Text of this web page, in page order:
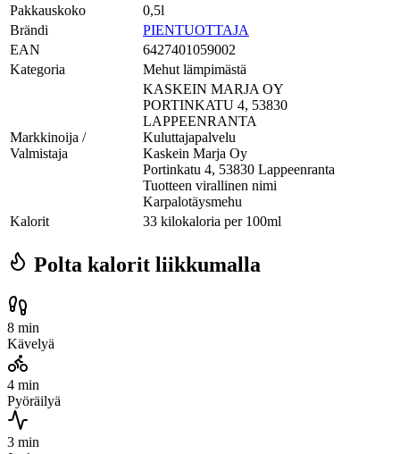
Pakkauskoko
0,5l
Brändi
PIENTUOTTAJA
EAN
6427401059002
Kategoria
Mehut lämpimästä
Markkinoija /
Valmistaja
KASKEIN MARJA OY
PORTINKATU 4, 53830
LAPPEENRANTA
Kuluttajapalvelu
Kaskein Marja Oy
Portinkatu 4, 53830 Lappeenranta
Tuotteen virallinen nimi
Karpalotäysmehu
Kalorit
33 kilokaloria per 100ml
Polta kalorit liikkumalla
8 min
Kävelyä
4 min
Pyöräilyä
3 min